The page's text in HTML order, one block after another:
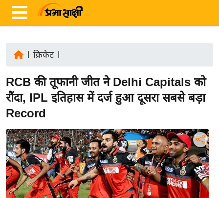
ज़ा
ख
ब
र
रा
ष्ट्री
य
अं
त
क्रिकेट|
RCB की तूफानी जीत ने Delhi Capitals को
रौंदा, IPL इतिहास में दर्ज हुआ दूसरा सबसे बड़ा
Record